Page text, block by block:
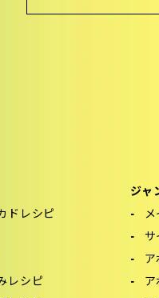
ドレシピ
レシピ
ジャ